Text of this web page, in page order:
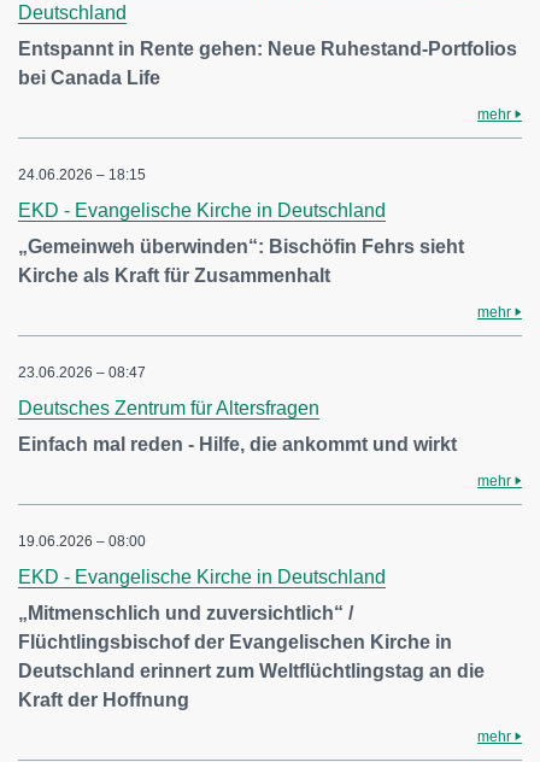
Deutschland
Entspannt in Rente gehen: Neue Ruhestand-Portfolios
bei Canada Life
mehr
24.06.2026 – 18:15
EKD - Evangelische Kirche in Deutschland
„Gemeinweh überwinden“: Bischöfin Fehrs sieht
Kirche als Kraft für Zusammenhalt
mehr
23.06.2026 – 08:47
Deutsches Zentrum für Altersfragen
Einfach mal reden - Hilfe, die ankommt und wirkt
mehr
19.06.2026 – 08:00
EKD - Evangelische Kirche in Deutschland
„Mitmenschlich und zuversichtlich“ /
Flüchtlingsbischof der Evangelischen Kirche in
Deutschland erinnert zum Weltflüchtlingstag an die
Kraft der Hoffnung
mehr